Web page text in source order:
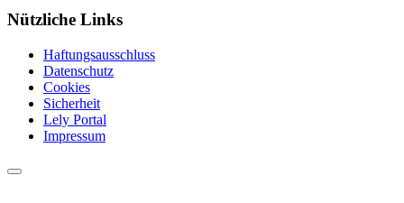
Nützliche Links
Haftungsausschluss
Datenschutz
Cookies
Sicherheit
Lely Portal
Impressum